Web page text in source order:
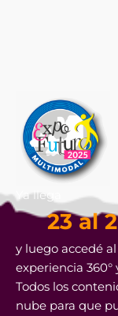
Ya llega
23 al
y luego accedé
experiencia
Todos los
nube para que